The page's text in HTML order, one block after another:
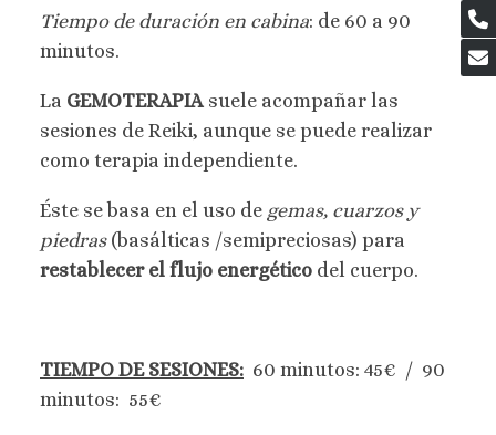
Tiempo de duración en cabina: de 60 a 90
minutos.
La GEMOTERAPIA suele acompañar las
sesiones de Reiki, aunque se puede realizar
como terapia independiente.
Éste se basa en el uso de gemas, cuarzos y
piedras(basálticas /semipreciosas) para
restablecer el flujo energético del cuerpo.
TIEMPO DE SESIONES: 60 minutos: 45€ / 90
minutos: 55€